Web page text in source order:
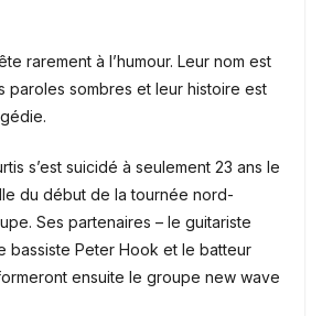
rarement à l’humour. Leur nom est
paroles sombres et leur histoire est
s’est suicidé à seulement 23 ans le
du début de la tournée nord-
Ses partenaires – le guitariste
bassiste Peter Hook et le batteur
ensuite le groupe new wave